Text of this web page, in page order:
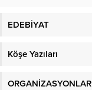
EDEBİYAT
Köşe Yazıları
ORGANİZASYONLAR